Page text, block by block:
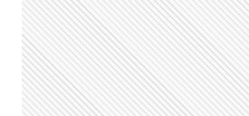
FIO
DE
MALHA:
FAÇA
VOCÊ
MESMO